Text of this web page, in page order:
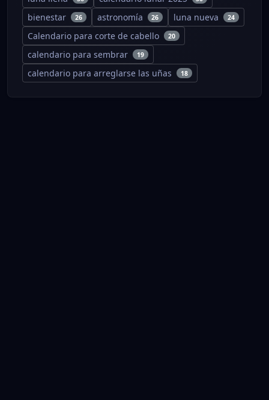
bienestar 26 astronomía 26 luna nueva 24
Calendario para corte de cabello 20
calendario para sembrar 19
calendario para arreglarse las uñas 18